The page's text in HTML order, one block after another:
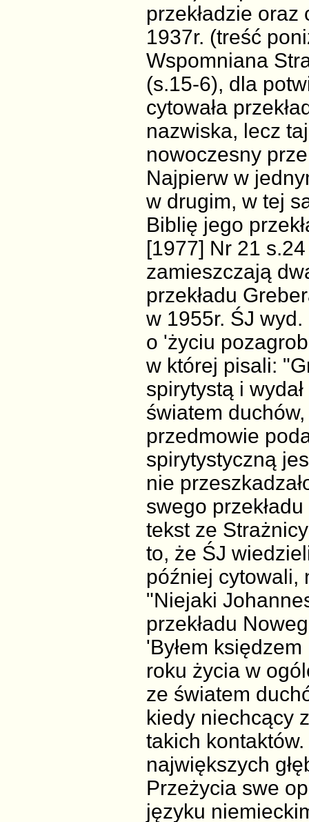
przekładzie oraz
1937r. (treść
Wspomniana
(s.15-6), dla
cytowała
nazwiska, lecz
nowoczesny
Najpierw w
w drugim, w tej
Biblię jego
[1977] Nr 21
zamieszczają
przekładu
w 1955r. ŚJ
o 'życiu
w której pisali:
spirytystą i
światem
przedmowie
spirytystyczną
nie
swego
tekst ze
to, że ŚJ
później cytowali,
"Niejaki
przekładu
'Byłem
roku życia w
ze światem
kiedy niechcący
takich
największych
Przeżycia swe
języku